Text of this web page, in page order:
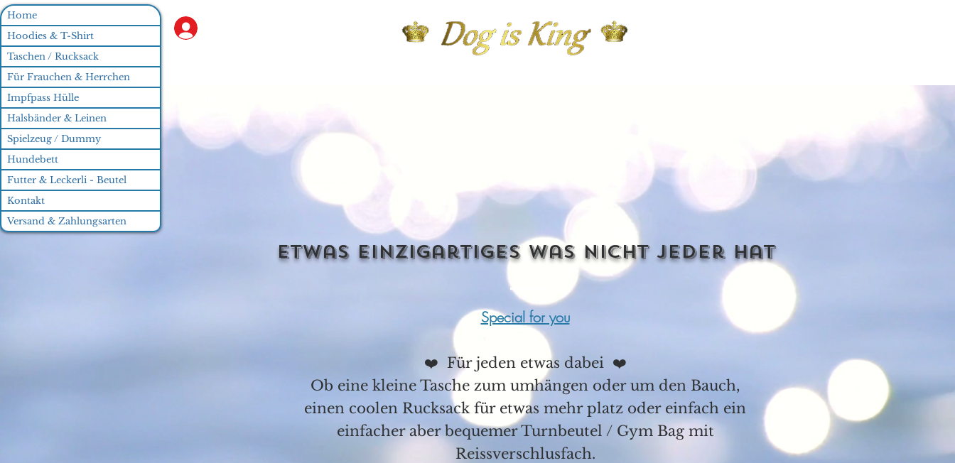
Home
Hoodies & T-Shirt
Taschen / Rucksack
Für Frauchen & Herrchen
Impfpass Hülle
Halsbänder & Leinen
Spielzeug / Dummy
Hundebett
Futter & Leckerli - Beutel
Kontakt
Versand & Zahlungsarten
Etwas einzigartiges was nicht jeder hat
Special for you
❤️ Für jeden etwas dabei ❤️
Ob eine kleine Tasche zum umhängen oder um den Bauch,
einen coolen Rucksack für etwas mehr platz oder einfach ein
einfacher aber bequemer Turnbeutel / Gym Bag mit
Reissverschlusfach.